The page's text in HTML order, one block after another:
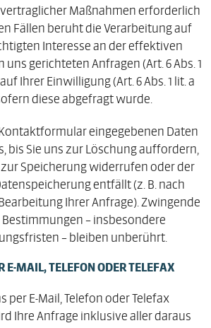
Maßnahmen erforderlich
Fällen beruht die Verarbeitung auf
Interesse an der effektiven
uns gerichteten Anfragen (Art. 6 Abs. 1
Ihrer Einwilligung (Art. 6 Abs. 1 lit. a
diese abgefragt wurde.
eingegebenen Daten
bis Sie uns zur Löschung auffordern,
Speicherung widerrufen oder der
entfällt (z. B. nach
Ihrer Anfrage). Zwingende
– insbesondere
– bleiben unberührt.
E-MAIL, TELEFON ODER TELEFAX
per E-Mail, Telefon oder Telefax
Ihre Anfrage inklusive aller daraus